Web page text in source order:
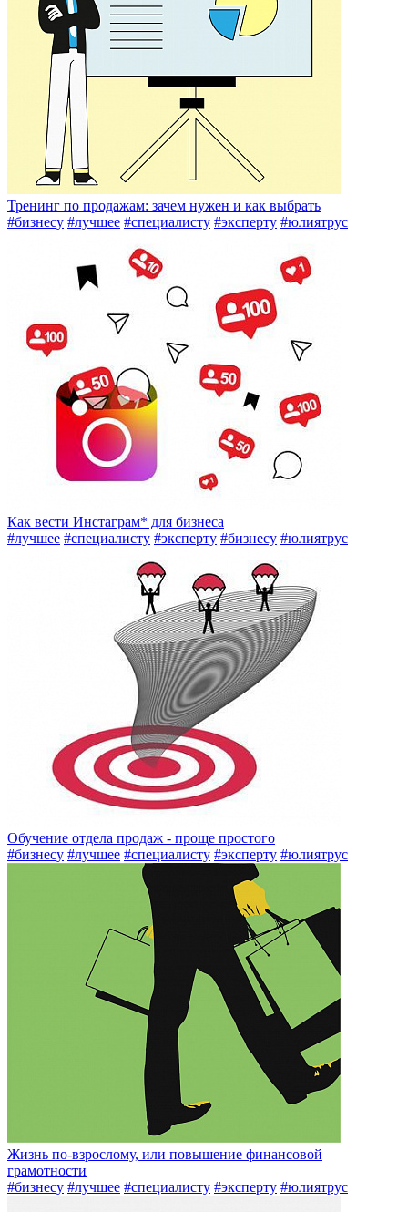
Тренинг по продажам: зачем нужен и как выбрать
#бизнесу #лучшее #специалисту #эксперту #юлиятрус
Как вести Инстаграм* для бизнеса
#лучшее #специалисту #эксперту #бизнесу #юлиятрус
Обучение отдела продаж - проще простого
#бизнесу #лучшее #специалисту #эксперту #юлиятрус
Жизнь по-взрослому, или повышение финансовой
грамотности
#бизнесу #лучшее #специалисту #эксперту #юлиятрус